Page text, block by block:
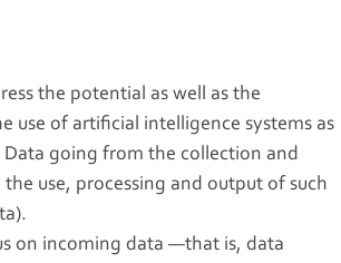
the potential as well as the
use of artificial intelligence systems as
Data going from the collection and
use, processing and output of such
on incoming data —that is, data